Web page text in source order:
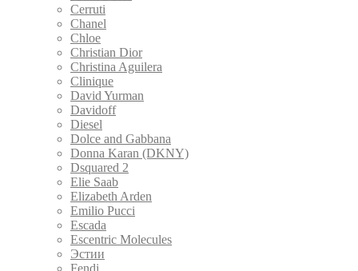
Cerruti
Chanel
Chloe
Christian Dior
Christina Aguilera
Clinique
David Yurman
Davidoff
Diesel
Dolce and Gabbana
Donna Karan (DKNY)
Dsquared 2
Elie Saab
Elizabeth Arden
Emilio Pucci
Escada
Escentric Molecules
Эстии